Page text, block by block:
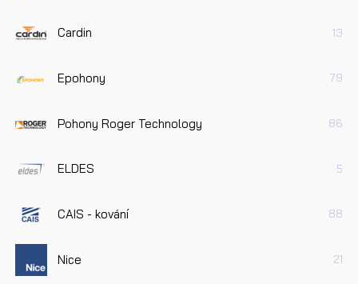
Cardin 13
Epohony 79
Pohony Roger Technology 86
ELDES 5
CAIS - kování 88
Nice 21